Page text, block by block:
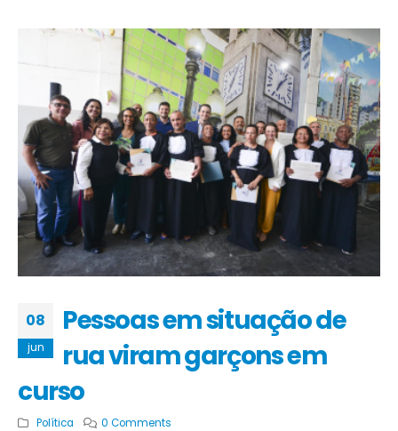
08
jun
Pessoas em situação de
rua viram garçons em
curso
Política 0 Comments